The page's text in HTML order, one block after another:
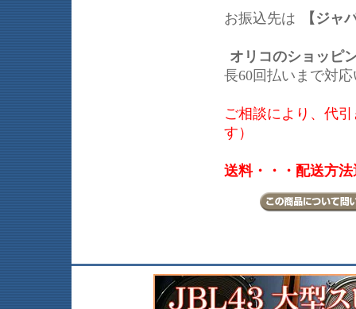
お振込先は 【ジャ
オリコのショッピ
長60回払いまで対
ご相談により、代
す）
送料・・・配送方